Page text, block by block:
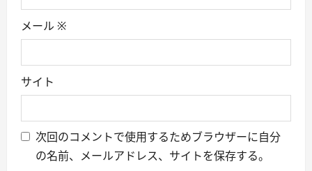
メール ※
サイト
次回のコメントで使用するためブラウザーに自分
の名前、メールアドレス、サイトを保存する。